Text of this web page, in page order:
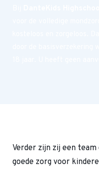
Verder zijn zij een
goede zorg voor